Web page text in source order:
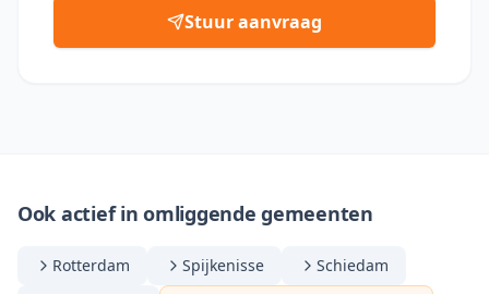
Stuur aanvraag
Ook actief in omliggende gemeenten
Rotterdam Spijkenisse
Schiedam